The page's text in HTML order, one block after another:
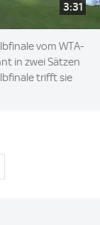
3:31
vom WTA-
in zwei Sätzen
trifft sie